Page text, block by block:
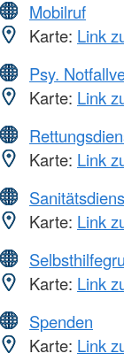
Mobilruf
Karte: Link
Psy.
Karte: Link
Karte: Link
Karte: Link
Karte: Link
Spenden
Karte: Link